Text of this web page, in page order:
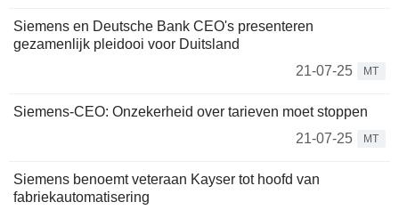
Siemens en Deutsche Bank CEO's presenteren
gezamenlijk pleidooi voor Duitsland
21-07-25
MT
Siemens-CEO: Onzekerheid over tarieven moet stoppen
21-07-25
MT
Siemens benoemt veteraan Kayser tot hoofd van
fabriekautomatisering